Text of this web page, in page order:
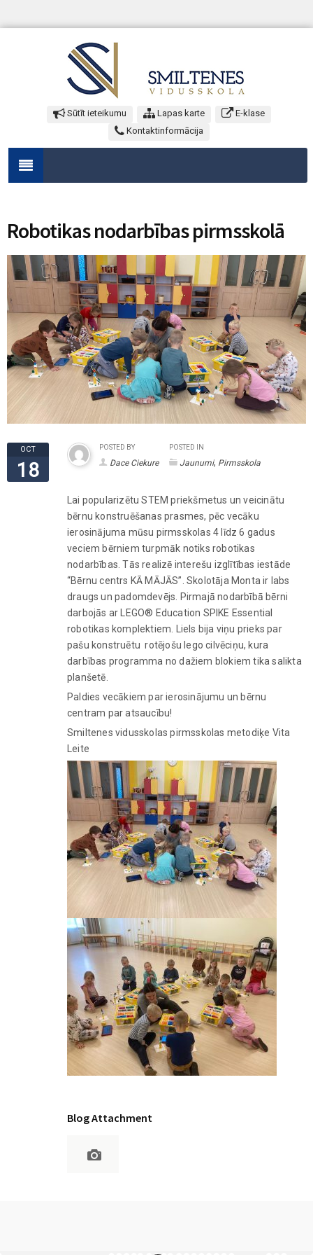
Sūtīt ieteikumu Lapas karte
E-klase
Kontaktinformācija
Robotikas nodarbības pirmsskolā
OCT
18
POSTED BY
Dace Ciekure
POSTED IN
Jaunumi, Pirmsskola
Lai popularizētu STEM priekšmetus un veicinātu
bērnu konstruēšanas prasmes, pēc vecāku
ierosinājuma mūsu pirmsskolas 4 līdz 6 gadus
veciem bērniem turpmāk notiks robotikas
nodarbības. Tās realizē interešu izglītības iestāde
“Bērnu centrs KĀ MĀJĀS”. Skolotāja Monta ir labs
draugs un padomdevējs. Pirmajā nodarbībā bērni
darbojās ar LEGO® Education SPIKE Essential
robotikas komplektiem. Liels bija viņu prieks par
pašu konstruētu rotējošu lego cilvēciņu, kura
darbības programma no dažiem blokiem tika salikta
planšetē.
Paldies vecākiem par ierosinājumu un bērnu
centram par atsaucību!
Smiltenes vidusskolas pirmsskolas metodiķe Vita
Leite
Blog Attachment